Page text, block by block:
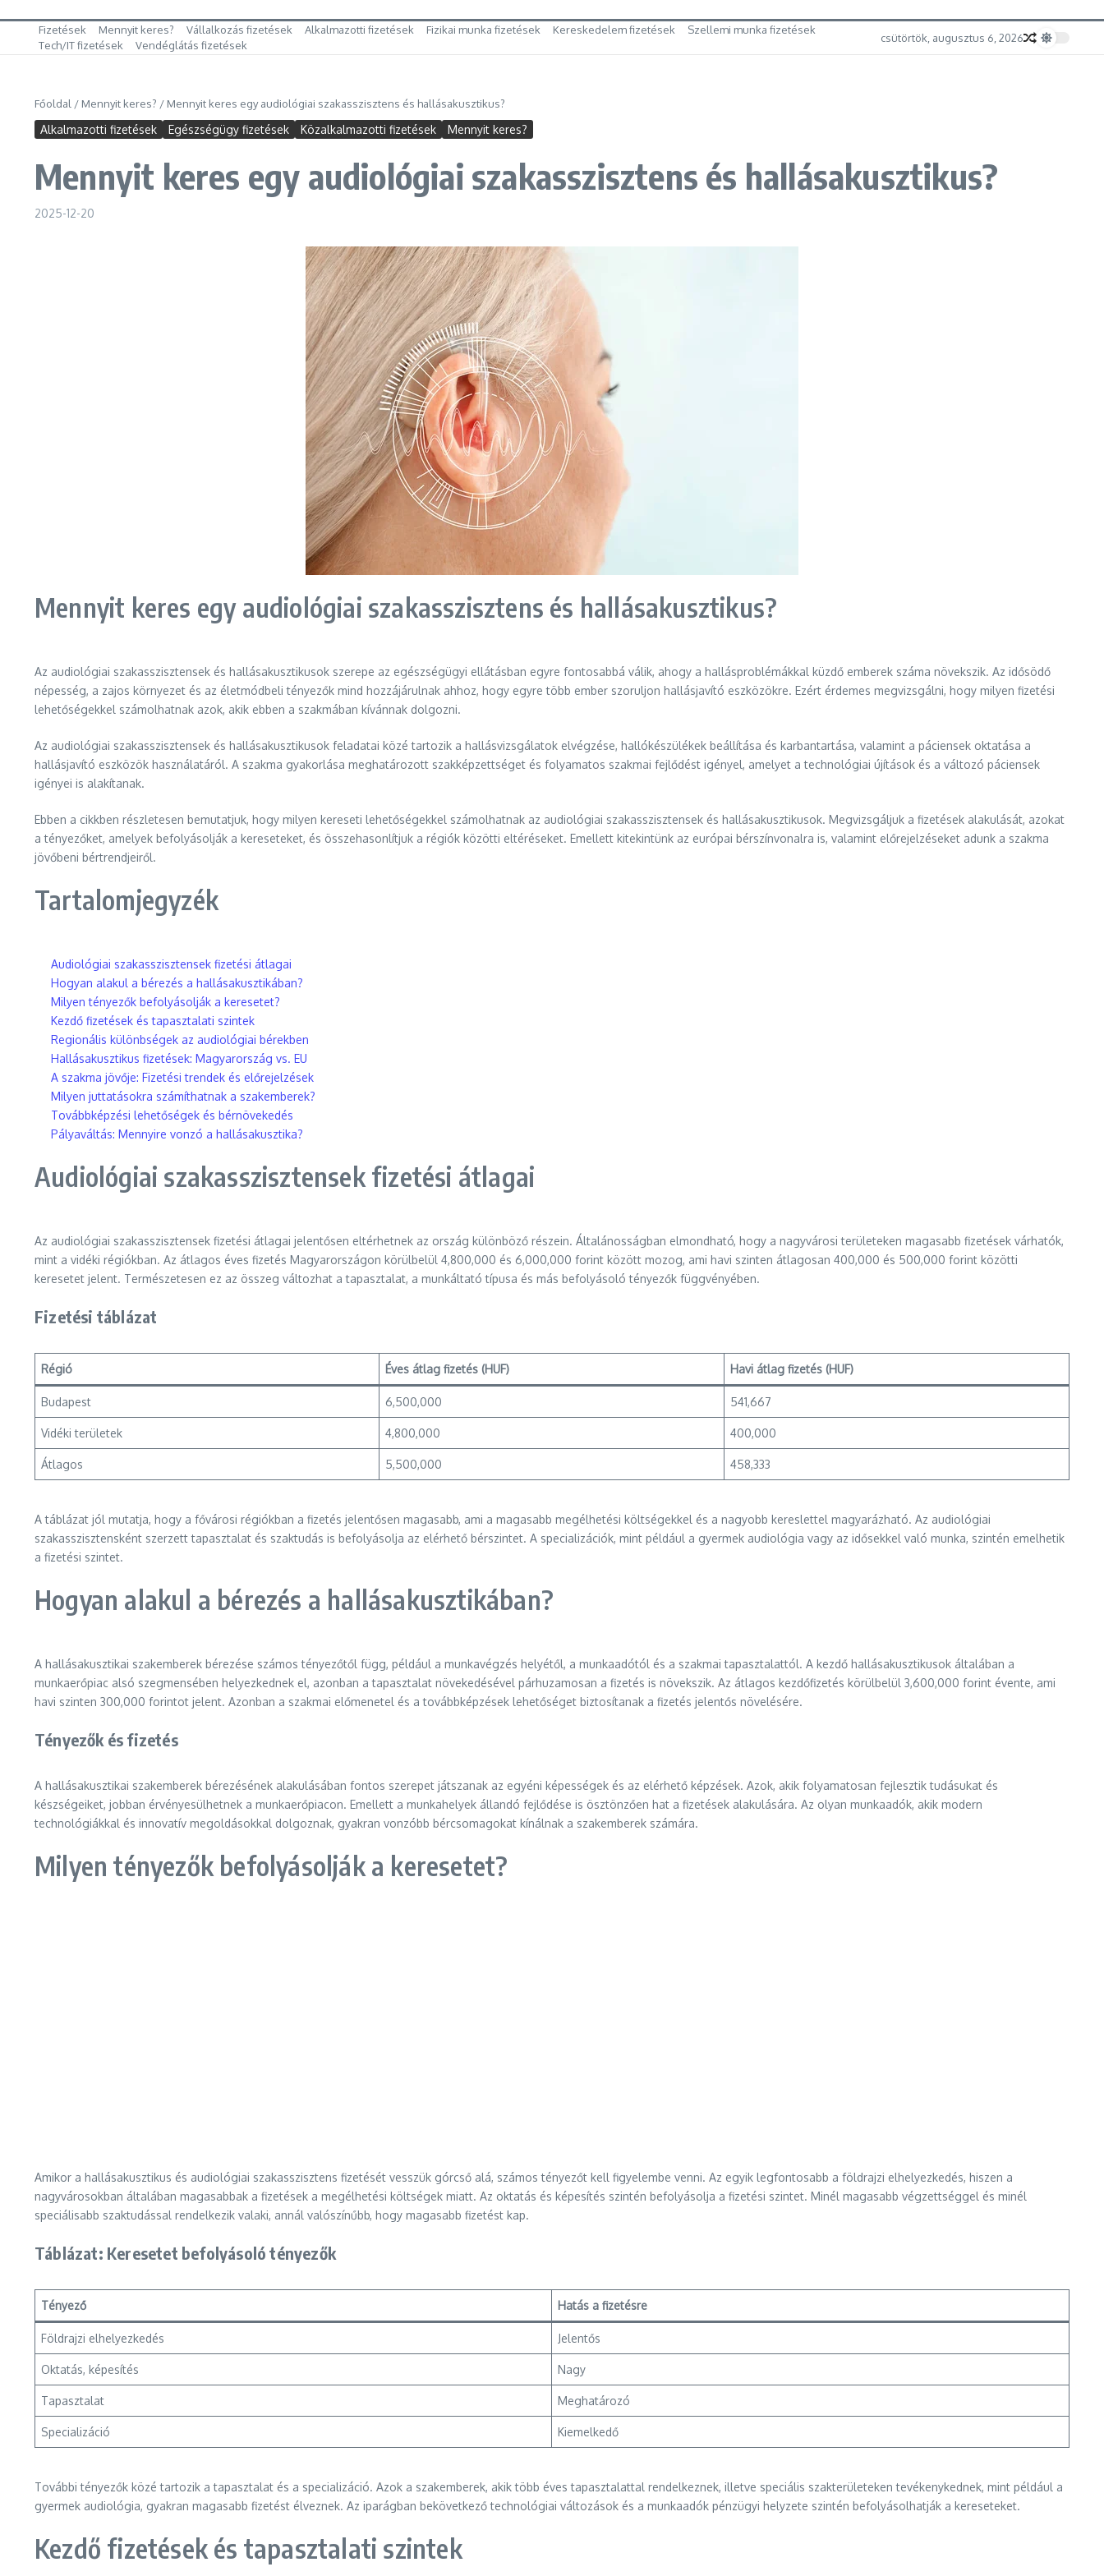
Fizetések Mennyit keres? Vállalkozás fizetések Alkalmazotti fizetések Fizikai munka fizetések Kereskedelem fizetések
Szellemi munka fizetések
Tech/IT fizetések
Vendéglátás fizetések
csütörtök, augusztus 6, 2026
Főoldal / Mennyit keres? / Mennyit keres egy audiológiai szakasszisztens és hallásakusztikus?
Alkalmazotti fizetések Egészségügy fizetések Közalkalmazotti fizetések Mennyit keres?
Mennyit keres egy audiológiai szakasszisztens és hallásakusztikus?
2025-12-20
Mennyit keres egy audiológiai szakasszisztens és hallásakusztikus?
Az audiológiai szakasszisztensek és hallásakusztikusok szerepe az egészségügyi ellátásban egyre fontosabbá válik, ahogy a hallásproblémákkal küzdő emberek száma növekszik. Az idősödő
népesség, a zajos környezet és az életmódbeli tényezők mind hozzájárulnak ahhoz, hogy egyre több ember szoruljon hallásjavító eszközökre. Ezért érdemes megvizsgálni, hogy milyen fizetési
lehetőségekkel számolhatnak azok, akik ebben a szakmában kívánnak dolgozni.
Az audiológiai szakasszisztensek és hallásakusztikusok feladatai közé tartozik a hallásvizsgálatok elvégzése, hallókészülékek beállítása és karbantartása, valamint a páciensek oktatása a
hallásjavító eszközök használatáról. A szakma gyakorlása meghatározott szakképzettséget és folyamatos szakmai fejlődést igényel, amelyet a technológiai újítások és a változó páciensek
igényei is alakítanak.
Ebben a cikkben részletesen bemutatjuk, hogy milyen kereseti lehetőségekkel számolhatnak az audiológiai szakasszisztensek és hallásakusztikusok. Megvizsgáljuk a fizetések alakulását, azokat
a tényezőket, amelyek befolyásolják a kereseteket, és összehasonlítjuk a régiók közötti eltéréseket. Emellett kitekintünk az európai bérszínvonalra is, valamint előrejelzéseket adunk a szakma
jövőbeni bértrendjeiről.
Tartalomjegyzék
Audiológiai szakasszisztensek fizetési átlagai
Hogyan alakul a bérezés a hallásakusztikában?
Milyen tényezők befolyásolják a keresetet?
Kezdő fizetések és tapasztalati szintek
Regionális különbségek az audiológiai bérekben
Hallásakusztikus fizetések: Magyarország vs. EU
A szakma jövője: Fizetési trendek és előrejelzések
Milyen juttatásokra számíthatnak a szakemberek?
Továbbképzési lehetőségek és bérnövekedés
Pályaváltás: Mennyire vonzó a hallásakusztika?
Audiológiai szakasszisztensek fizetési átlagai
Az audiológiai szakasszisztensek fizetési átlagai jelentősen eltérhetnek az ország különböző részein. Általánosságban elmondható, hogy a nagyvárosi területeken magasabb fizetések várhatók,
mint a vidéki régiókban. Az átlagos éves fizetés Magyarországon körülbelül 4,800,000 és 6,000,000 forint között mozog, ami havi szinten átlagosan 400,000 és 500,000 forint közötti
keresetet jelent. Természetesen ez az összeg változhat a tapasztalat, a munkáltató típusa és más befolyásoló tényezők függvényében.
Fizetési táblázat
Régió Éves átlag fizetés (HUF) Havi átlag fizetés (HUF)
Budapest 6,500,000 541,667
Vidéki területek 4,800,000 400,000
Átlagos 5,500,000 458,333
A táblázat jól mutatja, hogy a fővárosi régiókban a fizetés jelentősen magasabb, ami a magasabb megélhetési költségekkel és a nagyobb kereslettel magyarázható. Az audiológiai
szakasszisztensként szerzett tapasztalat és szaktudás is befolyásolja az elérhető bérszintet. A specializációk, mint például a gyermek audiológia vagy az idősekkel való munka, szintén emelhetik
a fizetési szintet.
Hogyan alakul a bérezés a hallásakusztikában?
A hallásakusztikai szakemberek bérezése számos tényezőtől függ, például a munkavégzés helyétől, a munkaadótól és a szakmai tapasztalattól. A kezdő hallásakusztikusok általában a
munkaerőpiac alsó szegmensében helyezkednek el, azonban a tapasztalat növekedésével párhuzamosan a fizetés is növekszik. Az átlagos kezdőfizetés körülbelül 3,600,000 forint évente, ami
havi szinten 300,000 forintot jelent. Azonban a szakmai előmenetel és a továbbképzések lehetőséget biztosítanak a fizetés jelentős növelésére.
Tényezők és fizetés
A hallásakusztikai szakemberek bérezésének alakulásában fontos szerepet játszanak az egyéni képességek és az elérhető képzések. Azok, akik folyamatosan fejlesztik tudásukat és
készségeiket, jobban érvényesülhetnek a munkaerőpiacon. Emellett a munkahelyek állandó fejlődése is ösztönzően hat a fizetések alakulására. Az olyan munkaadók, akik modern
technológiákkal és innovatív megoldásokkal dolgoznak, gyakran vonzóbb bércsomagokat kínálnak a szakemberek számára.
Milyen tényezők befolyásolják a keresetet?
Amikor a hallásakusztikus és audiológiai szakasszisztens fizetését vesszük górcső alá, számos tényezőt kell figyelembe venni. Az egyik legfontosabb a földrajzi elhelyezkedés, hiszen a
nagyvárosokban általában magasabbak a fizetések a megélhetési költségek miatt. Az oktatás és képesítés szintén befolyásolja a fizetési szintet. Minél magasabb végzettséggel és minél
speciálisabb szaktudással rendelkezik valaki, annál valószínűbb, hogy magasabb fizetést kap.
Táblázat: Keresetet befolyásoló tényezők
Tényező Hatás a fizetésre
Földrajzi elhelyezkedés Jelentős
Oktatás, képesítés Nagy
Tapasztalat Meghatározó
Specializáció Kiemelkedő
További tényezők közé tartozik a tapasztalat és a specializáció. Azok a szakemberek, akik több éves tapasztalattal rendelkeznek, illetve speciális szakterületeken tevékenykednek, mint például a
gyermek audiológia, gyakran magasabb fizetést élveznek. Az iparágban bekövetkező technológiai változások és a munkaadók pénzügyi helyzete szintén befolyásolhatják a kereseteket.
Kezdő fizetések és tapasztalati szintek